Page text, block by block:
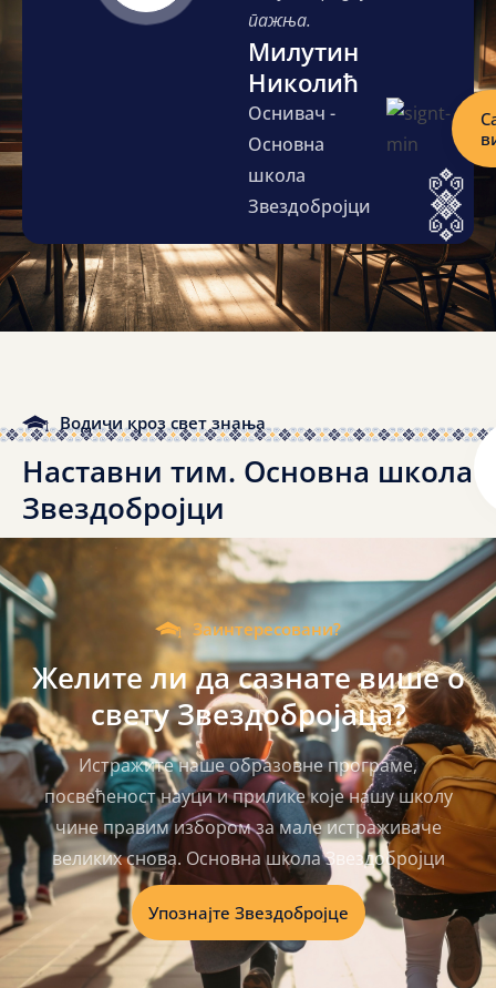
пажња.
Милутин
Николић
Оснивач -
Основна
школа
Звездобројци
Водичи кроз свет знања
Наставни тим. Основна школа
Звездобројци
Заинтересовани?
Желите лидасазнатевишео
светуЗвездобројаца?
Истражите наше образовне програме,
посвећеност науци и прилике које нашу школу
чине правим избором за мале истраживаче
великих снова. Основна школа Звездобројци
Упознајте Звездобројце